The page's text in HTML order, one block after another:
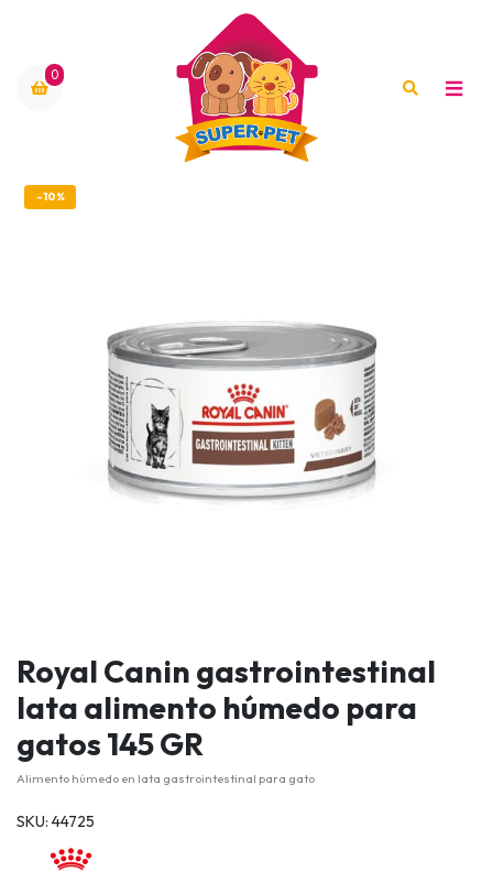
0
-10%
Royal Canin gastrointestinal
lata alimento húmedo para
gatos 145 GR
Alimento húmedo en lata gastrointestinal para gato
SKU: 44725